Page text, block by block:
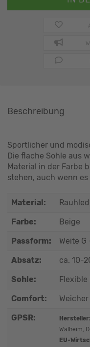
Beschreibung
Sportlicher und
Die flache Sohle aus
Material in der Farbe
stehen, auch wenn
Material:
Farbe: Beige
Passform: Weite
Absatz: ca. 10-
Sohle: Flexible
Comfort:
GPSR: Hersteller:
Walheim,
EU-